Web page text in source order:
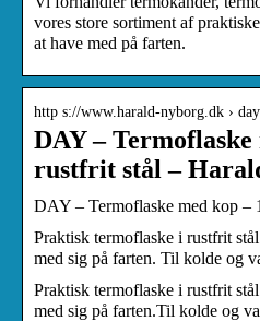
vores store sortiment af
at have med på farten.
http s://www.harald-nyborg.dk ›
DAY –
rustfrit stål –
DAY – Termoflaske med kop –
Praktisk termoflaske i rustfrit
med sig på farten. Til kolde og
Praktisk termoflaske i rustfrit
med sig på farten.Til kolde og